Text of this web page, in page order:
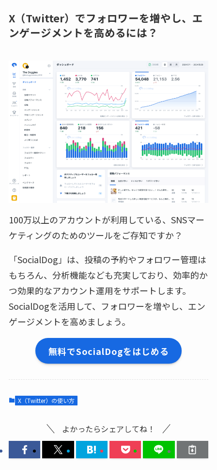
X（Twitter）でフォロワーを増やし、エ
ンゲージメントを高めるには？
100万以上のアカウントが利用している、SNSマー
ケティングのためのツールをご存知ですか？
「SocialDog」は、投稿の予約やフォロワー管理は
もちろん、分析機能なども充実しており、効率的か
つ効果的なアカウント運用をサポートします。
SocialDogを活用して、フォロワーを増やし、エン
ゲージメントを高めましょう。
無料でSocialDogをはじめる
X（Twitter）の使い方
よかったらシェアしてね！